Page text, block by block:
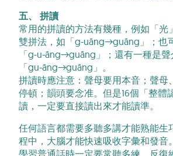
五、 拼讀
常用的拼讀的方法有幾種，例如「光
雙拼法，如「g-uāng→guāng」；也
「g-u-āng→guāng」；還有一種是
「gu-āng→guāng」。
拼讀時應注意：聲母要用本音；聲母
停頓；韻頭要念准。但是16個「整體
讀，一定要直接讀出來才能讀準。
任何語言都需要多聽多講才能熟能生
程中，大腦才能快速吸收字彙和發音
學習普通話時一定要常聽多練，反復